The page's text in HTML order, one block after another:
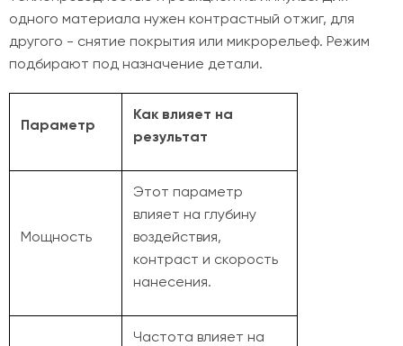
одного материала нужен контрастный отжиг, для
другого - снятие покрытия или микрорельеф. Режим
подбирают под назначение детали.
Параметр
Как влияет на
результат
Мощность
Этот параметр
влияет на глубину
воздействия,
контраст и скорость
нанесения.
Частота влияет на